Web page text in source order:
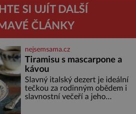
SI UJÍT DALŠÍ
ČLÁNKY
nejsemsama.cz
Tiramisu s mascarpone a
kávou
Slavný italský dezert je ideální
tečkou za rodinným obědem i
slavnostní večeří a jeho